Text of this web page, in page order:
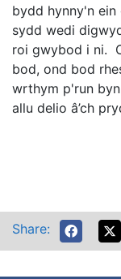
bydd hynny'n
sydd wedi
roi gwybod i ni.
bod, ond bod
wrthym p'run
allu delio â’ch
Share: